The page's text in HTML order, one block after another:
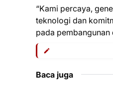
“Kami percaya,
teknologi dan
pada pembangunan
Baca juga